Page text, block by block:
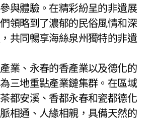
與體驗。在精彩紛呈的非遺展
領略到了濃郁的民俗風情和深
共同暢享海絲泉州獨特的非遺
業、永春的香產業以及德化的
三地重點產業鏈集群。在區域
都安溪、香都永春和瓷都德化
相通、人緣相親，具備天然的